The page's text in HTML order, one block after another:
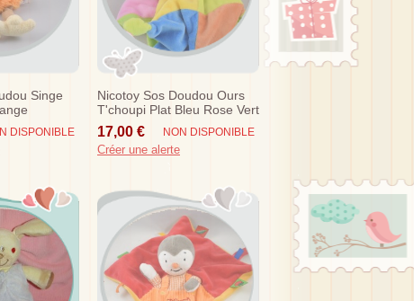
Singe
DISPONIBLE
Nicotoy Sos Doudou Ours
T'choupi Plat Bleu Rose Vert
Bebe
17,00 € NON DISPONIBLE
Créer une alerte